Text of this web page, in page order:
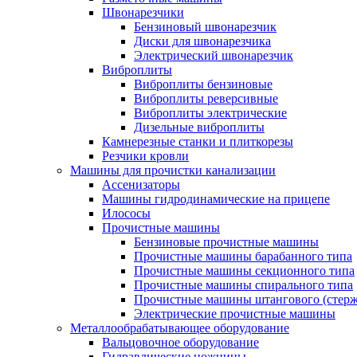
Швонарезчики
Бензиновый швонарезчик
Диски для швонарезчика
Электрический швонарезчик
Виброплиты
Виброплиты бензиновые
Виброплиты реверсивные
Виброплиты электрические
Дизельные виброплиты
Камнерезные станки и плиткорезы
Резчики кровли
Машины для прочистки канализации
Ассенизаторы
Машины гидродинамические на прицепе
Илососы
Прочистные машины
Бензиновые прочистные машины
Прочистные машины барабанного типа
Прочистные машины секционного типа
Прочистные машины спирального типа
Прочистные машины штангового
Электрические прочистные машины
Металлообрабатывающее оборудование
Вальцовочное оборудование